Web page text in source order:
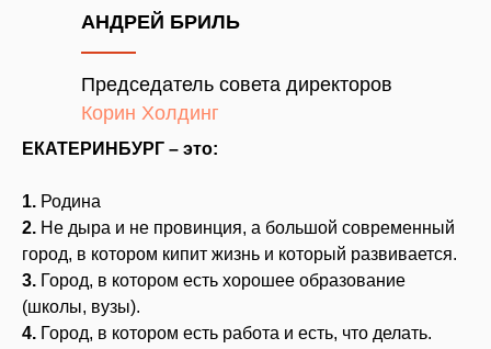
АНДРЕЙ БРИЛЬ
Председатель совета директоров
Корин Холдинг
ЕКАТЕРИНБУРГ – это:
1. Родина
2. Не дыра и не провинция, а большой современный
город, в котором кипит жизнь и который развивается.
3. Город, в котором есть хорошее образование
(школы, вузы).
4. Город, в котором есть работа и есть, что делать.